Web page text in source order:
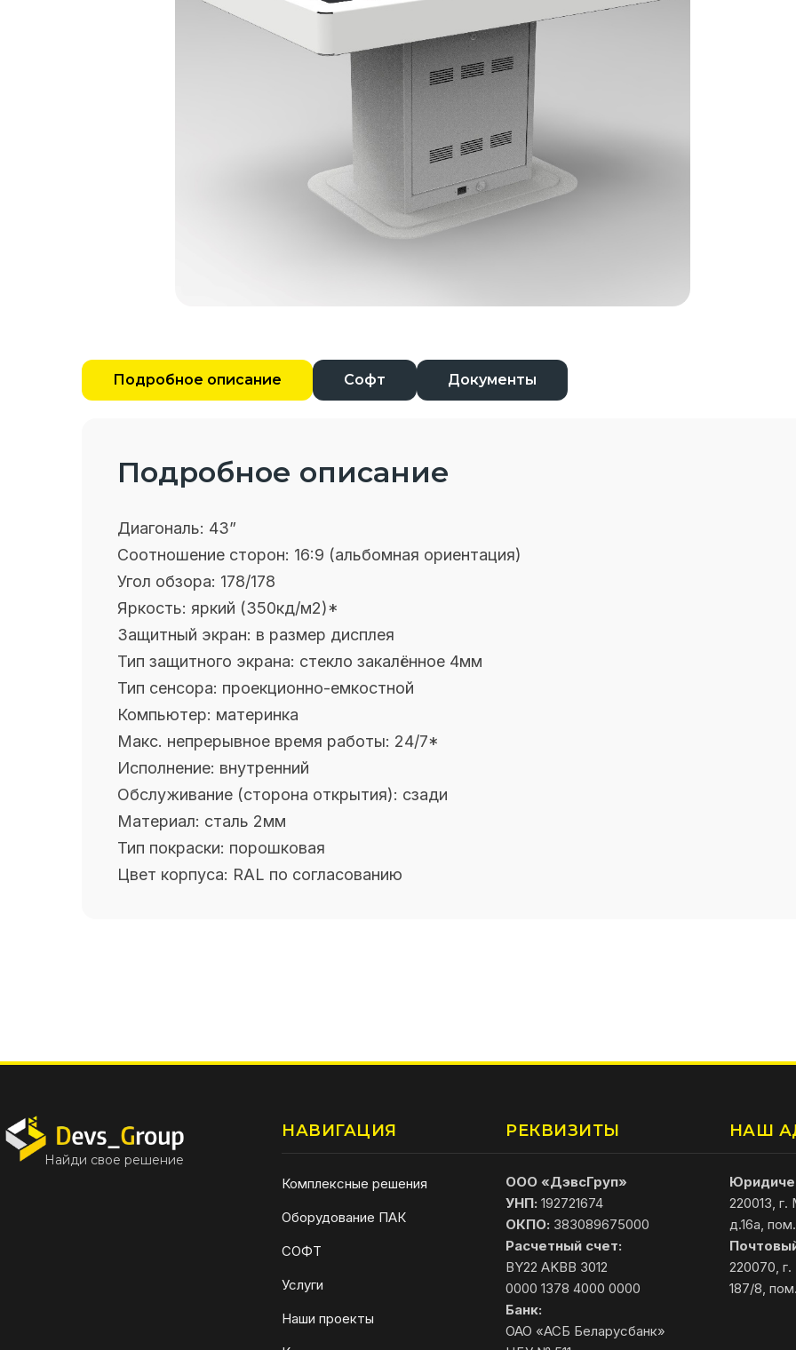
Подробное описание Софт Документы
Подробное описание
Диагональ: 43”
Соотношение сторон: 16:9 (альбомная ориентация)
Угол обзора: 178/178
Яркость: яркий (350кд/м2)*
Защитный экран: в размер дисплея
Тип защитного экрана: стекло закалённое 4мм
Тип сенсора: проекционно-емкостной
Компьютер: материнка
Макс. непрерывное время работы: 24/7*
Исполнение: внутренний
Обслуживание (сторона открытия): сзади
Материал: сталь 2мм
Тип покраски: порошковая
Цвет корпуса: RAL по согласованию
Найди свое решение
НАВИГАЦИЯ
Комплексные решения
Оборудование ПАК
СОФТ
Услуги
Наши проекты
РЕКВИЗИТЫ
ООО «ДэвсГруп»
УНП: 192721674
ОКПО: 383089675000
Расчетный счет:
BY22 AKBB 3012
0000 1378 4000 0000
Банк:
ОАО «АСБ Беларусбанк»
НАШ
220013,
д.16а,
220070,
187/8,